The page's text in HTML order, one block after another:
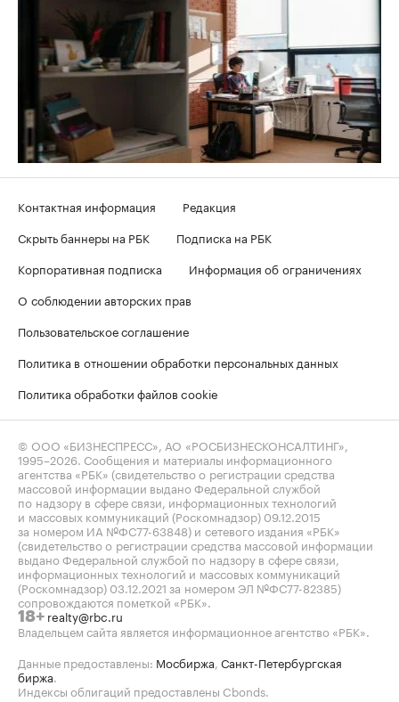
Контактная информация
Редакция
Скрыть баннеры на РБК
Подписка на РБК
Корпоративная подписка
Информация об ограничениях
О соблюдении авторских прав
Пользовательское соглашение
Политика в отношении обработки персональных данных
Политика обработки файлов cookie
© ООО «БИЗНЕСПРЕСС», АО «РОСБИЗНЕСКОНСАЛТИНГ»,
1995–2026. Сообщения и материалы информационного
агентства «РБК» (свидетельство о регистрации средства
массовой информации выдано Федеральной службой
по надзору в сфере связи, информационных технологий
и массовых коммуникаций (Роскомнадзор) 09.12.2015
за номером ИА №ФС77-63848) и сетевого издания «РБК»
(свидетельство о регистрации средства массовой информации
выдано Федеральной службой по надзору в сфере связи,
информационных технологий и массовых коммуникаций
(Роскомнадзор) 03.12.2021 за номером ЭЛ №ФС77-82385)
сопровождаются пометкой «РБК».
18+ realty@rbc.ru
Владельцем сайта является информационное агентство «РБК».
Данные предоставлены: Мосбиржа, Санкт-Петербургская
биржа.
Индексы облигаций предоставлены Cbonds.